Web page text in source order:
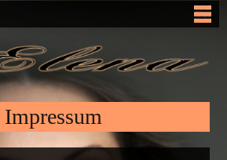
zum
Inhalt
Impressum